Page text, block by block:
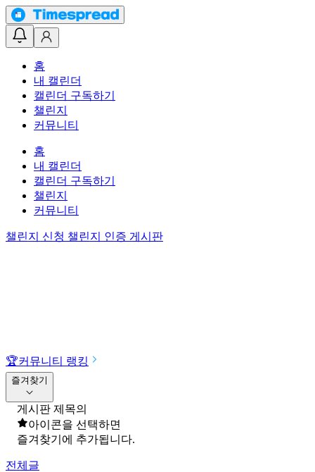
홈
내 캘린더
캘린더 구독하기
챌린지
커뮤니티
홈
내 캘린더
캘린더 구독하기
챌린지
커뮤니티
챌린지 신청 챌린지 인증 게시판
🏆커뮤니티 랭킹
즐겨찾기
게시판 제목의
아이콘을 선택하면
즐겨찾기에 추가됩니다.
전체글